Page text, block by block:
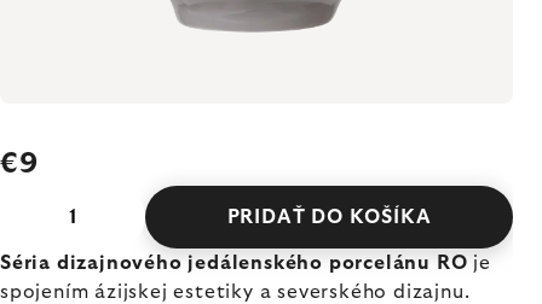
€9
PRIDAŤ DO KOŠÍKA
Séria dizajnového jedálenského porcelánu RO je
spojením ázijskej estetiky a severského dizajnu.